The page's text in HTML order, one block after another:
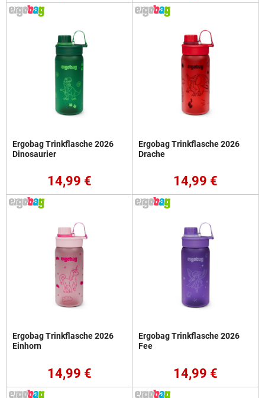
Ergobag Trinkflasche 2026
Dinosaurier
14,99 €
Ergobag Trinkflasche 2026
Drache
14,99 €
Ergobag Trinkflasche 2026
Einhorn
14,99 €
Ergobag Trinkflasche 2026
Fee
14,99 €